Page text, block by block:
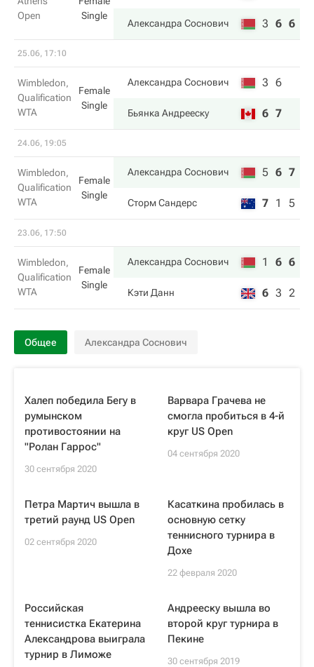
Open
Single
Александра Соснович 3 6 6
25.06, 17:10
Wimbledon,
Qualification
WTA
Female
Single
Александра Соснович 3 6
Бьянка Андрееску 6 7
24.06, 19:05
Wimbledon,
Qualification
WTA
Female
Single
Александра Соснович 5 6 7
Сторм Сандерс 7 1 5
23.06, 17:50
Wimbledon,
Qualification
WTA
Female
Single
Александра Соснович 1 6 6
Кэти Данн 6 3 2
Общее Александра Соснович
Халеп победила Бегу в
румынском
противостоянии на
"Ролан Гаррос"
30 сентября 2020
Варвара Грачева не
смогла пробиться в 4-й
круг US Open
04 сентября 2020
Петра Мартич вышла в
третий раунд US Open
02 сентября 2020
Касаткина пробилась в
основную сетку
теннисного турнира в
Дохе
22 февраля 2020
Российская
теннисистка Екатерина
Александрова выиграла
турнир в Лиможе
Андрееску вышла во
второй круг турнира в
Пекине
30 сентября 2019